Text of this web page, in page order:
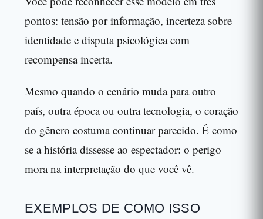
pontos: tensão por informação, incerteza sobre
identidade e disputa psicológica com
recompensa incerta.
Mesmo quando o cenário muda para outro
país, outra época ou outra tecnologia, o coração
do gênero costuma continuar parecido. É como
se a história dissesse ao espectador: o perigo
mora na interpretação do que você vê.
EXEMPLOS DE COMO ISSO